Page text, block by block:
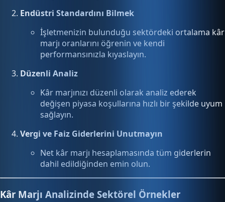
Endüstri Standardını Bilmek
İşletmenizin bulunduğu sektördeki ortalama kâr
marjı oranlarını öğrenin ve kendi
performansınızla kıyaslayın.
Düzenli Analiz
Kâr marjınızı düzenli olarak analiz ederek
değişen piyasa koşullarına hızlı bir şekilde uyum
sağlayın.
Vergi ve Faiz Giderlerini Unutmayın
Net kâr marjı hesaplamasında tüm giderlerin
dahil edildiğinden emin olun.
Kâr Marjı Analizinde Sektörel Örnekler